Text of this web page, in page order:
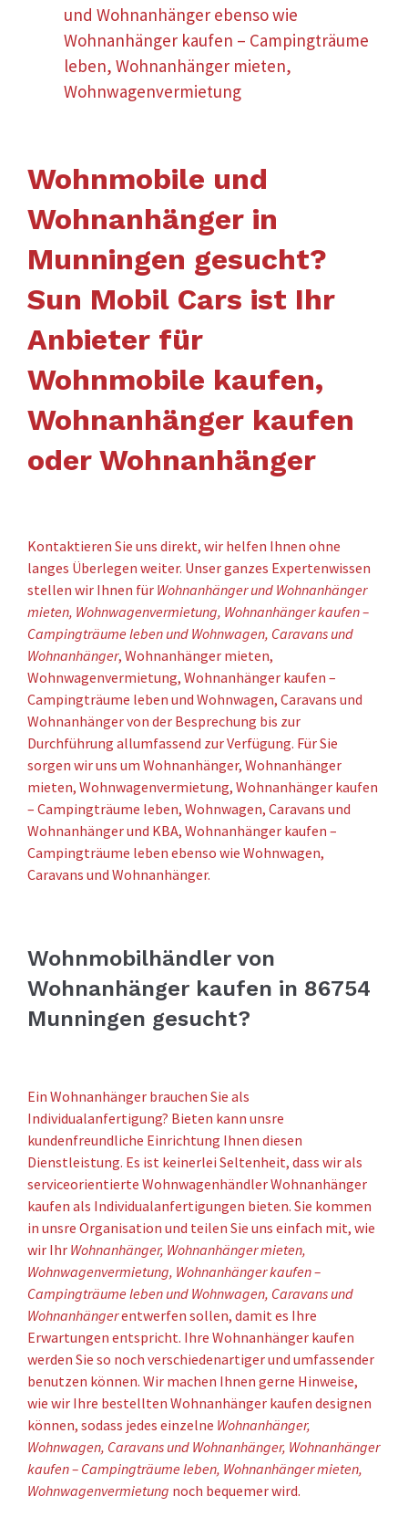
und Wohnanhänger ebenso wie
Wohnanhänger kaufen – Campingträume
leben, Wohnanhänger mieten,
Wohnwagenvermietung
Wohnmobile und
Wohnanhänger in
Munningen gesucht?
Sun Mobil Cars ist Ihr
Anbieter für
Wohnmobile kaufen,
Wohnanhänger kaufen
oder Wohnanhänger
Kontaktieren Sie uns direkt, wir helfen Ihnen ohne
langes Überlegen weiter. Unser ganzes Expertenwissen
stellen wir Ihnen für Wohnanhänger und Wohnanhänger
mieten, Wohnwagenvermietung, Wohnanhänger kaufen –
Campingträume leben und Wohnwagen, Caravans und
Wohnanhänger, Wohnanhänger mieten,
Wohnwagenvermietung, Wohnanhänger kaufen –
Campingträume leben und Wohnwagen, Caravans und
Wohnanhänger von der Besprechung bis zur
Durchführung allumfassend zur Verfügung. Für Sie
sorgen wir uns um Wohnanhänger, Wohnanhänger
mieten, Wohnwagenvermietung, Wohnanhänger kaufen
– Campingträume leben, Wohnwagen, Caravans und
Wohnanhänger und KBA, Wohnanhänger kaufen –
Campingträume leben ebenso wie Wohnwagen,
Caravans und Wohnanhänger.
Wohnmobilhändler von
Wohnanhänger kaufen in 86754
Munningen gesucht?
Ein Wohnanhänger brauchen Sie als
Individualanfertigung? Bieten kann unsre
kundenfreundliche Einrichtung Ihnen diesen
Dienstleistung. Es ist keinerlei Seltenheit, dass wir als
serviceorientierte Wohnwagenhändler Wohnanhänger
kaufen als Individualanfertigungen bieten. Sie kommen
in unsre Organisation und teilen Sie uns einfach mit, wie
wir Ihr Wohnanhänger, Wohnanhänger mieten,
Wohnwagenvermietung, Wohnanhänger kaufen –
Campingträume leben und Wohnwagen, Caravans und
Wohnanhängerentwerfen sollen, damit es Ihre
Erwartungen entspricht. Ihre Wohnanhänger kaufen
werden Sie so noch verschiedenartiger und umfassender
benutzen können. Wir machen Ihnen gerne Hinweise,
wie wir Ihre bestellten Wohnanhänger kaufen designen
können, sodass jedes einzelne Wohnanhänger,
Wohnwagen, Caravans und Wohnanhänger, Wohnanhänger
kaufen – Campingträume leben, Wohnanhänger mieten,
Wohnwagenvermietung noch bequemer wird.